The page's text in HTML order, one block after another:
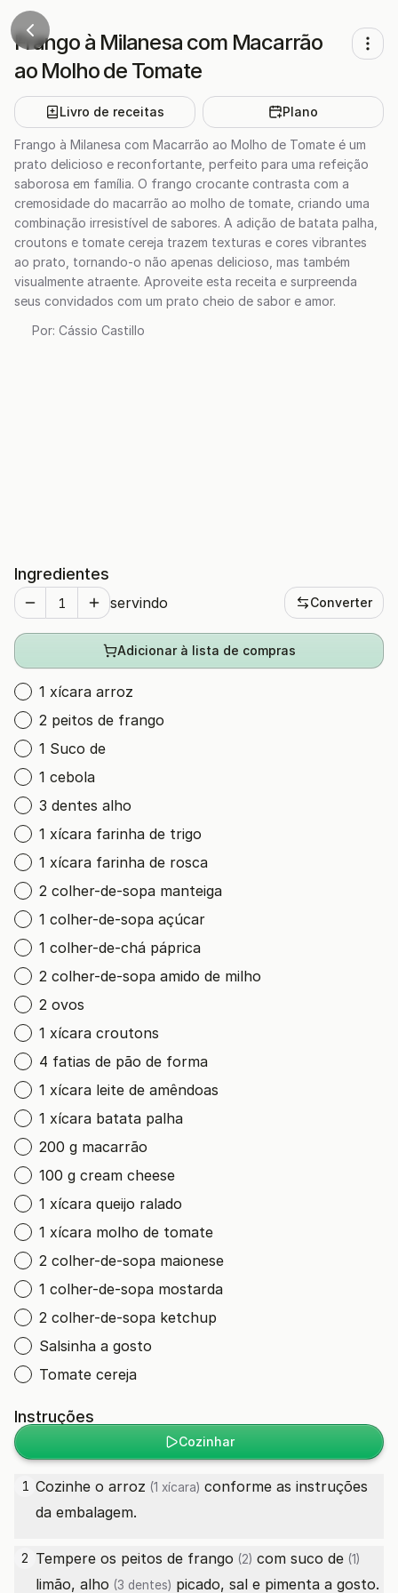
Frango à Milanesa com Macarrão
ao Molho de Tomate
Livro de receitas Plano
Frango à Milanesa com Macarrão ao Molho de Tomate é um
prato delicioso e reconfortante, perfeito para uma refeição
saborosa em família. O frango crocante contrasta com a
cremosidade do macarrão ao molho de tomate, criando uma
combinação irresistível de sabores. A adição de batata palha,
croutons e tomate cereja trazem texturas e cores vibrantes
ao prato, tornando-o não apenas delicioso, mas também
visualmente atraente. Aproveite esta receita e surpreenda
seus convidados com um prato cheio de sabor e amor.
Por: Cássio Castillo
Ingredientes
servindo Converter
Adicionar à lista de compras
1 xícara arroz
2 peitos de frango
1 Suco de
1 cebola
3 dentes alho
1 xícara farinha de trigo
1 xícara farinha de rosca
2 colher-de-sopa manteiga
1 colher-de-sopa açúcar
1 colher-de-chá páprica
2 colher-de-sopa amido de milho
2 ovos
1 xícara croutons
4 fatias de pão de forma
1 xícara leite de amêndoas
1 xícara batata palha
200 g macarrão
100 g cream cheese
1 xícara queijo ralado
1 xícara molho de tomate
2 colher-de-sopa maionese
1 colher-de-sopa mostarda
2 colher-de-sopa ketchup
Salsinha a gosto
Tomate cereja
Instruções
Cozinhar
1 Cozinhe o arroz (1 xícara) conforme as instruções
da embalagem.
2 Tempere os peitos de frango (2) com suco de (1)
limão, alho (3 dentes) picado, sal e pimenta a gosto.